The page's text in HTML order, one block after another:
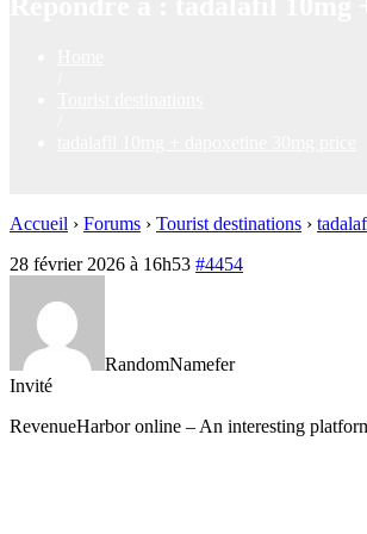
Accueil › Forums › Tourist destinations ›
28 février 2026 à 16h53 #4454
RandomNamefer
Invité
RevenueHarbor online – An interesting